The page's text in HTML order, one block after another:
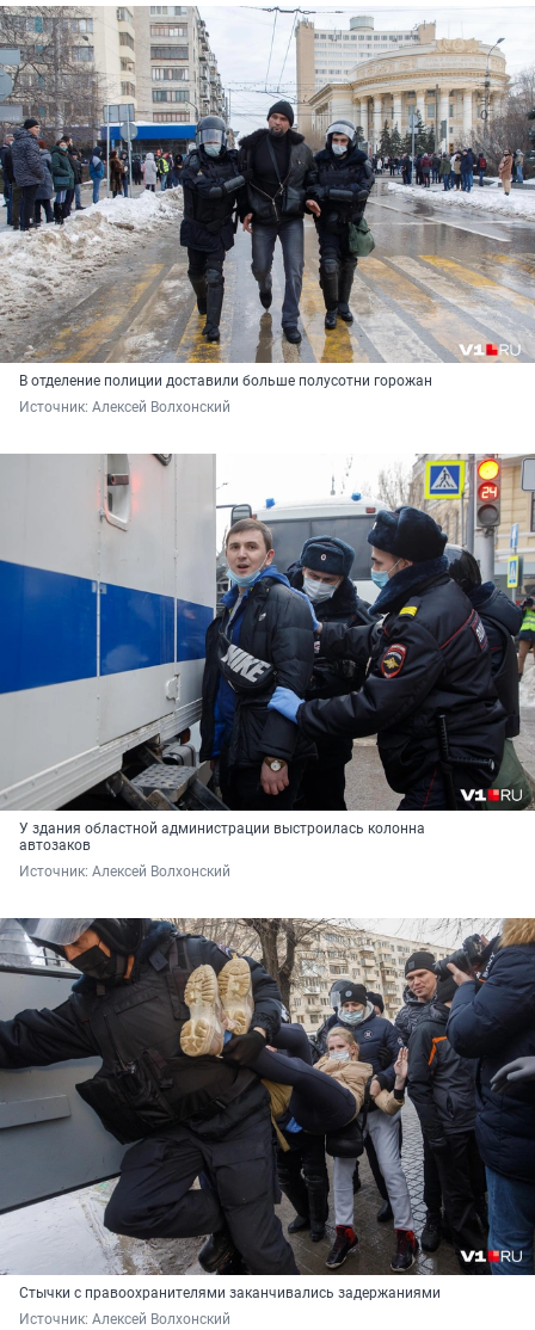
В отделение полиции доставили больше полусотни горожан
Источник: Алексей Волхонский
У здания областной администрации выстроилась колонна
автозаков
Источник: Алексей Волхонский
Стычки с правоохранителями заканчивались задержаниями
Источник: Алексей Волхонский